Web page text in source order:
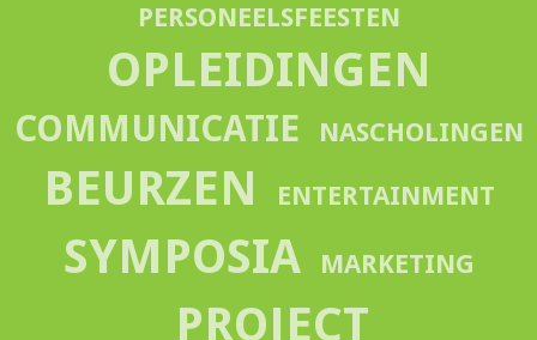
PERSONEELSFEESTEN
OPLEIDINGEN
COMMUNICATIE NASCHOLINGEN
BEURZEN ENTERTAINMENT
SYMPOSIA MARKETING
PROJECT